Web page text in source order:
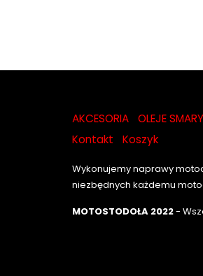
AKCESORIA OLEJE
Kontakt
Koszyk
Wykonujemy naprawy
niezbędnych każdemu
MOTOSTODOŁA 2022-